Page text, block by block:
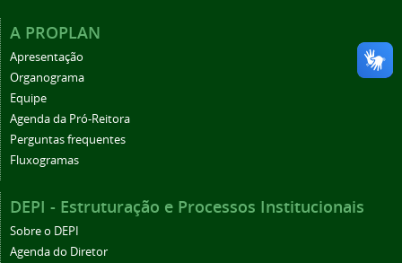
A PROPLAN
Apresentação
Organograma
Equipe
Agenda da Pró-Reitora
Perguntas frequentes
Fluxogramas
DEPI - Estruturação e Processos Institucionais
Sobre o DEPI
Agenda do Diretor